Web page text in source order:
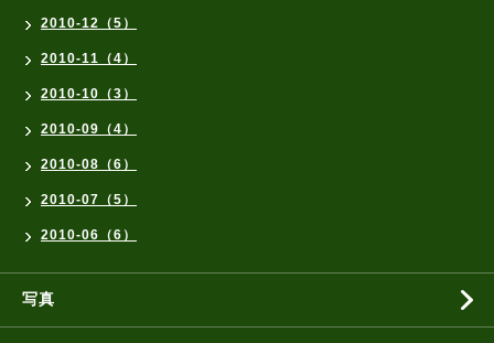
2010-12（5）
2010-11（4）
2010-10（3）
2010-09（4）
2010-08（6）
2010-07（5）
2010-06（6）
写真